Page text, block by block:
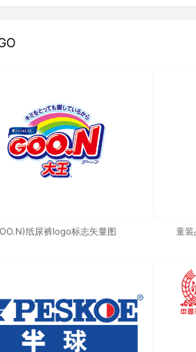
纸尿裤logo标志矢量图 童